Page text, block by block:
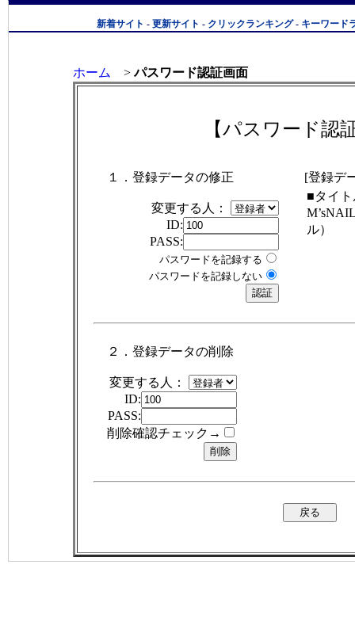
新着サイト - 更新サイト - クリックランキング- キーワード
ホーム >パスワード認証画面
【パスワード認
１．登録データの修正
変更する人：
ID:
PASS:
パスワードを記録する
パスワードを記録しない
[登録デ
■タイ
ル）
２．登録データの削除
変更する人：
ID:
PASS:
削除確認チェック→